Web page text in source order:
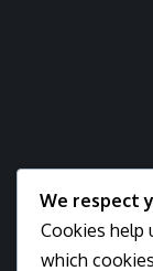
We respect
Cookies help
which